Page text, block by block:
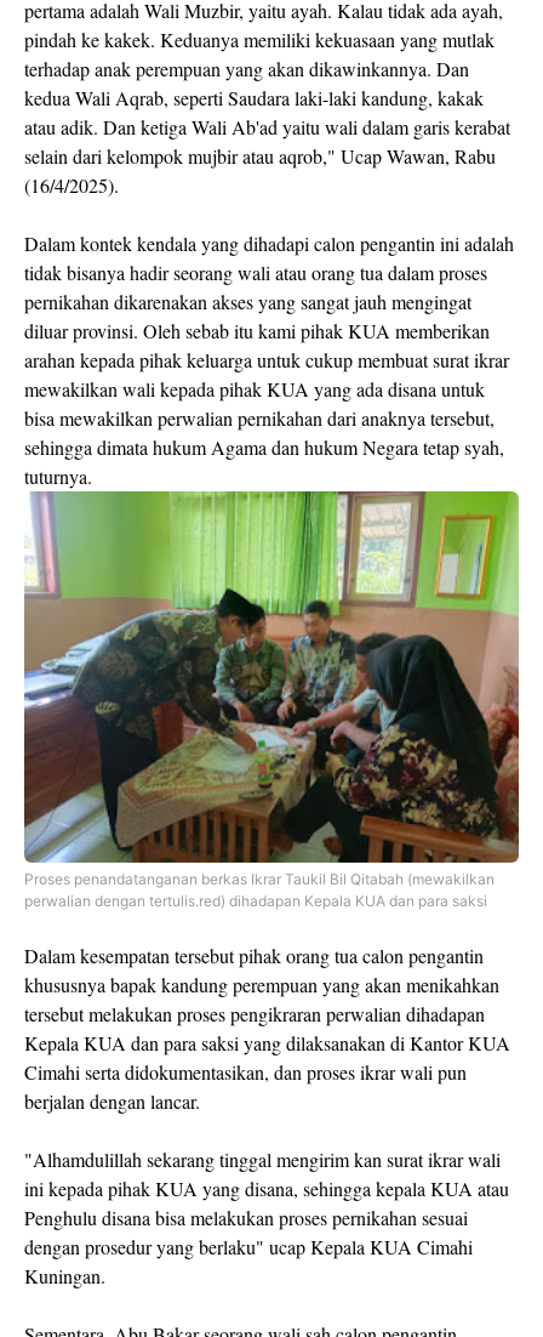
pertama adalah Wali Muzbir, yaitu ayah. Kalau tidak ada ayah,
pindah ke kakek. Keduanya memiliki kekuasaan yang mutlak
terhadap anak perempuan yang akan dikawinkannya. Dan
kedua Wali Aqrab, seperti Saudara laki-laki kandung, kakak
atau adik. Dan ketiga Wali Ab'ad yaitu wali dalam garis kerabat
selain dari kelompok mujbir atau aqrob," Ucap Wawan, Rabu
(16/4/2025).
Dalam kontek kendala yang dihadapi calon pengantin ini adalah
tidak bisanya hadir seorang wali atau orang tua dalam proses
pernikahan dikarenakan akses yang sangat jauh mengingat
diluar provinsi. Oleh sebab itu kami pihak KUA memberikan
arahan kepada pihak keluarga untuk cukup membuat surat ikrar
mewakilkan wali kepada pihak KUA yang ada disana untuk
bisa mewakilkan perwalian pernikahan dari anaknya tersebut,
sehingga dimata hukum Agama dan hukum Negara tetap syah,
tuturnya.
Proses penandatanganan berkas Ikrar Taukil Bil Qitabah (mewakilkan
perwalian dengan tertulis.red) dihadapan Kepala KUA dan para saksi
Dalam kesempatan tersebut pihak orang tua calon pengantin
khususnya bapak kandung perempuan yang akan menikahkan
tersebut melakukan proses pengikraran perwalian dihadapan
Kepala KUA dan para saksi yang dilaksanakan di Kantor KUA
Cimahi serta didokumentasikan, dan proses ikrar wali pun
berjalan dengan lancar.
"Alhamdulillah sekarang tinggal mengirim kan surat ikrar wali
ini kepada pihak KUA yang disana, sehingga kepala KUA atau
Penghulu disana bisa melakukan proses pernikahan sesuai
dengan prosedur yang berlaku" ucap Kepala KUA Cimahi
Kuningan.